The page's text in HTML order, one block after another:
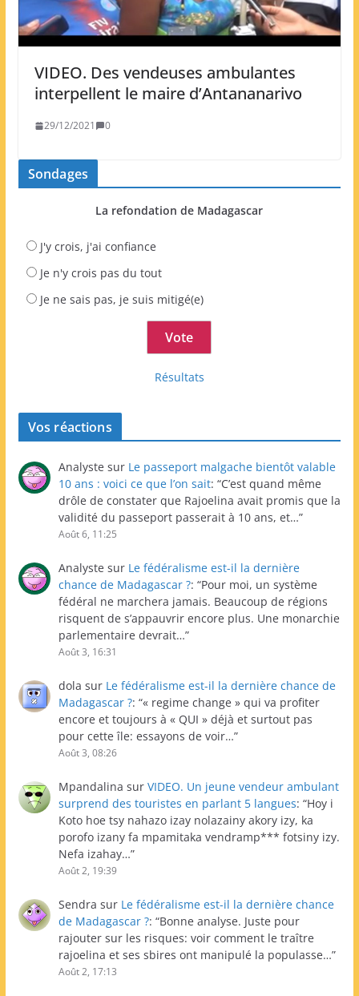
VIDEO. Des vendeuses ambulantes
interpellent le maire d’Antananarivo
29/12/2021 0
Sondages
La refondation de Madagascar
J'y crois, j'ai confiance
Je n'y crois pas du tout
Je ne sais pas, je suis mitigé(e)
Résultats
Vos réactions
Analyste sur Le passeport malgache bientôt valable
10 ans : voici ce que l’on sait: “C’est quand même
drôle de constater que Rajoelina avait promis que la
validité du passeport passerait à 10 ans, et…”
Août 6, 11:25
Analyste sur Le fédéralisme est-il la dernière
chance de Madagascar ?: “Pour moi, un système
fédéral ne marchera jamais. Beaucoup de régions
risquent de s’appauvrir encore plus. Une monarchie
parlementaire devrait…”
Août 3, 16:31
dola sur Le fédéralisme est-il la dernière chance de
Madagascar ?: “« regime change » qui va profiter
encore et toujours à « QUI » déjà et surtout pas
pour cette île: essayons de voir…”
Août 3, 08:26
Mpandalina sur VIDEO. Un jeune vendeur ambulant
surprend des touristes en parlant 5 langues: “Hoy i
Koto hoe tsy nahazo izay nolazainy akory izy, ka
porofo izany fa mpamitaka vendramp*** fotsiny izy.
Nefa izahay…”
Août 2, 19:39
Sendra sur Le fédéralisme est-il la dernière chance
de Madagascar ?: “Bonne analyse. Juste pour
rajouter sur les risques: voir comment le traître
rajoelina et ses sbires ont manipulé la populasse…”
Août 2, 17:13